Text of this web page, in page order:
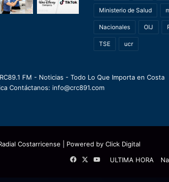
Ministerio de Salud
Nacionales OIJ
TSE ucr
FM - Noticias - Todo Lo Que Importa en Costa
Contáctanos: info@crc891.com
Costarricense | Powered by Click Digital
ULTIMA HORA
Facebook
X YouTube